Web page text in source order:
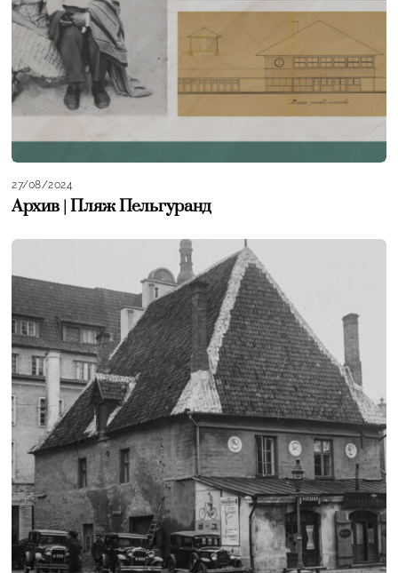
27/08/2024
Архив | Пляж Пельгуранд